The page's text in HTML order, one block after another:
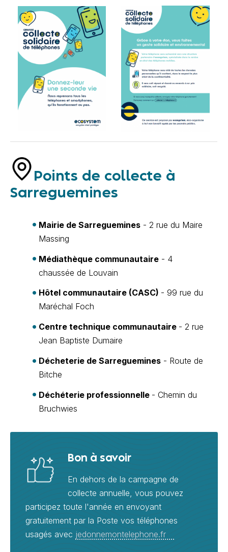
Points de collecte à
Sarreguemines
Mairie de Sarreguemines - 2 rue du Maire
Massing
Médiathèque communautaire - 4
chaussée de Louvain
Hôtel communautaire (CASC) - 99 rue du
Maréchal Foch
Centre technique communautaire - 2 rue
Jean Baptiste Dumaire
Décheterie de Sarreguemines - Route de
Bitche
Déchéterie professionnelle - Chemin du
Bruchwies
Bon à savoir
En dehors de la campagne de
collecte annuelle, vous pouvez
participez toute l'année en envoyant
gratuitement par la Poste vos téléphones
usagés avec jedonnemontelephone.fr